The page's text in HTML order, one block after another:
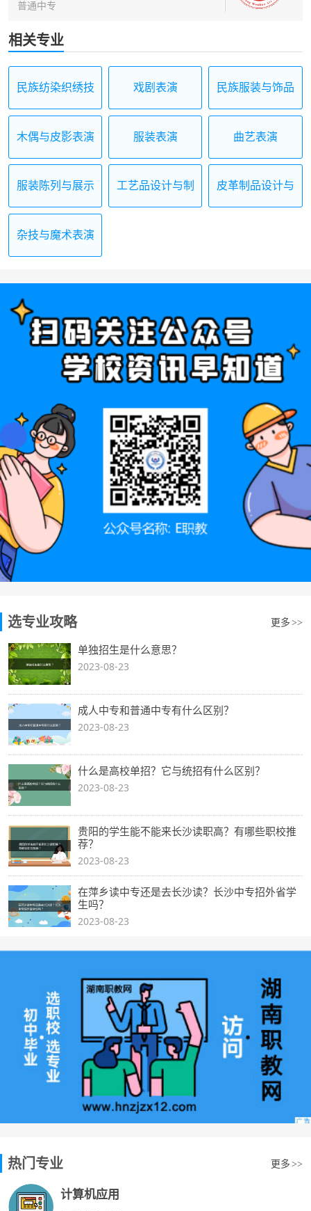
普通中专
相关专业
民族纺染织绣技
戏剧表演 民族服装与饰品
木偶与皮影表演
服装表演 曲艺表演
服装陈列与展示
工艺品设计与制
皮革制品设计与
杂技与魔术表演
选专业攻略 更多 >>
单独招生是什么意思？
2023-08-23
成人中专和普通中专有什么区别？
2023-08-23
什么是高校单招？它与统招有什么区别？
2023-08-23
贵阳的学生能不能来长沙读职高？有哪些职校推
荐？
2023-08-23
在萍乡读中专还是去长沙读？长沙中专招外省学
生吗？
2023-08-23
热门专业 更多 >>
计算机应用